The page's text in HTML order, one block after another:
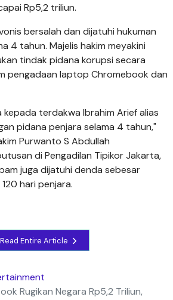
Rp5,2 triliun.
bersalah dan dijatuhi hukuman
4 tahun. Majelis hakim meyakini
tindak pidana korupsi secara
pengadaan laptop Chromebook dan
terdakwa Ibrahim Arief alias
pidana penjara selama 4 tahun,"
Purwanto S Abdullah
di Pengadilan Tipikor Jakarta,
juga dijatuhi denda sebesar
hari penjara.
Read Entire Article
Rugikan Negara Rp5,2 Triliun,